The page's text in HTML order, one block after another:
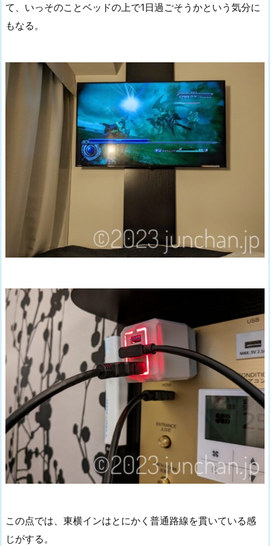
て、いっそのことベッドの上で1日過ごそうかという気分に
もなる。
この点では、東横インはとにかく普通路線を貫いている感
じがする。